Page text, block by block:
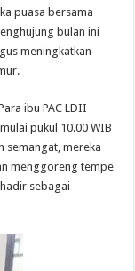
puasa bersama
bulan ini
meningkatkan
ibu PAC LDII
pukul 10.00 WIB
semangat, mereka
menggoreng tempe
sebagai